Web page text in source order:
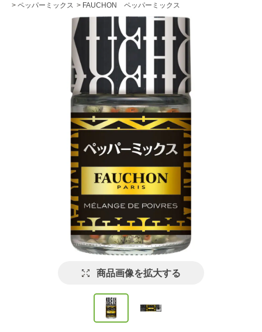
> ペッパーミックス > FAUCHON ペッパーミックス
商品画像を拡大する